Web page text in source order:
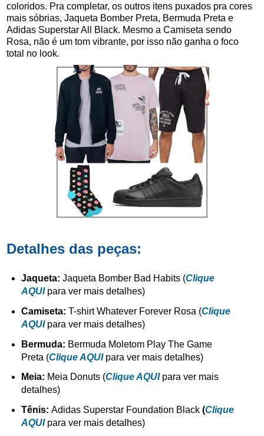
coloridos. Pra completar, os outros itens puxados pra cores
mais sóbrias, Jaqueta Bomber Preta, Bermuda Preta e
Adidas Superstar All Black. Mesmo a Camiseta sendo
Rosa, não é um tom vibrante, por isso não ganha o foco
total no look.
Detalhes das peças:
Jaqueta: Jaqueta Bomber Bad Habits (Clique
AQUIpara ver mais detalhes)
Camiseta: T-shirt Whatever Forever Rosa (Clique
AQUI para ver mais detalhes)
Bermuda: Bermuda Moletom Play The Game
Preta (Clique AQUI para ver mais detalhes)
Meia: Meia Donuts (Clique AQUIpara ver mais
detalhes)
Tênis: Adidas Superstar Foundation Black (Clique
AQUI para ver mais detalhes)